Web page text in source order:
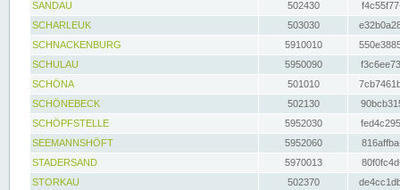
SANDAU
502430
SCHARLEUK
503030
SCHNACKENBURG
5910010
SCHULAU
5950090
SCHÖNA
501010
SCHÖNEBECK
502130
SCHÖPFSTELLE
5952030
SEEMANNSHÖFT
5952060
STADERSAND
5970013
STORKAU
502370